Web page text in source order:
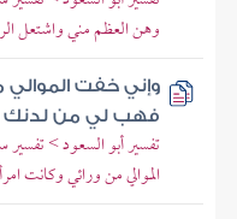
وهن العظم مني واشتعل
وإني خفت الموالي
فهب لي من لدنك
تفسير أبو السعود >
الموالي من ورائي وكانت